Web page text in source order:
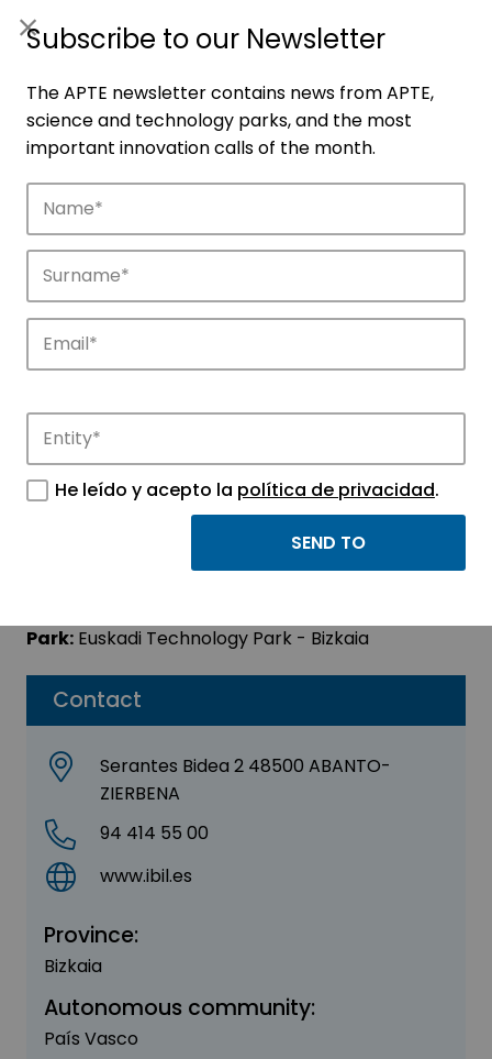
Companies
Discover the companies that drive
Contact
Serantes Bidea 2 48500 ABANTO-
ZIERBENA
94 414 55 00
www.ibil.es
Province:
Bizkaia
Autonomous community:
País Vasco
Park: Euskadi Technology Park - Bizkaia
Subscribe to our Newsletter
The APTE newsletter contains news from APTE,
science and technology parks, and the most
important innovation calls of the month.
He leído y acepto la política de privacidad.